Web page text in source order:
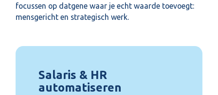
focussen op datgene waar je echt waarde toevoegt:
mensgericht en strategisch werk.
Salaris & HR
automatiseren